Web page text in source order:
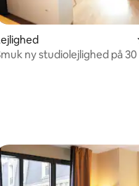
bedømmelse,
ny studiolejlighed på